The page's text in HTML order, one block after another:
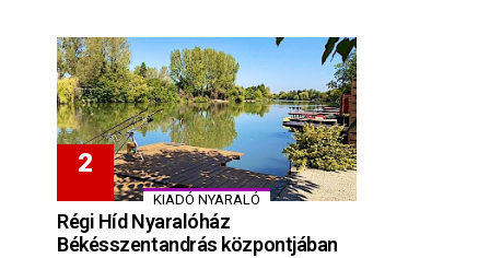
KIADÓ NYARALÓ
Régi Híd Nyaralóház
Békésszentandrás központjában